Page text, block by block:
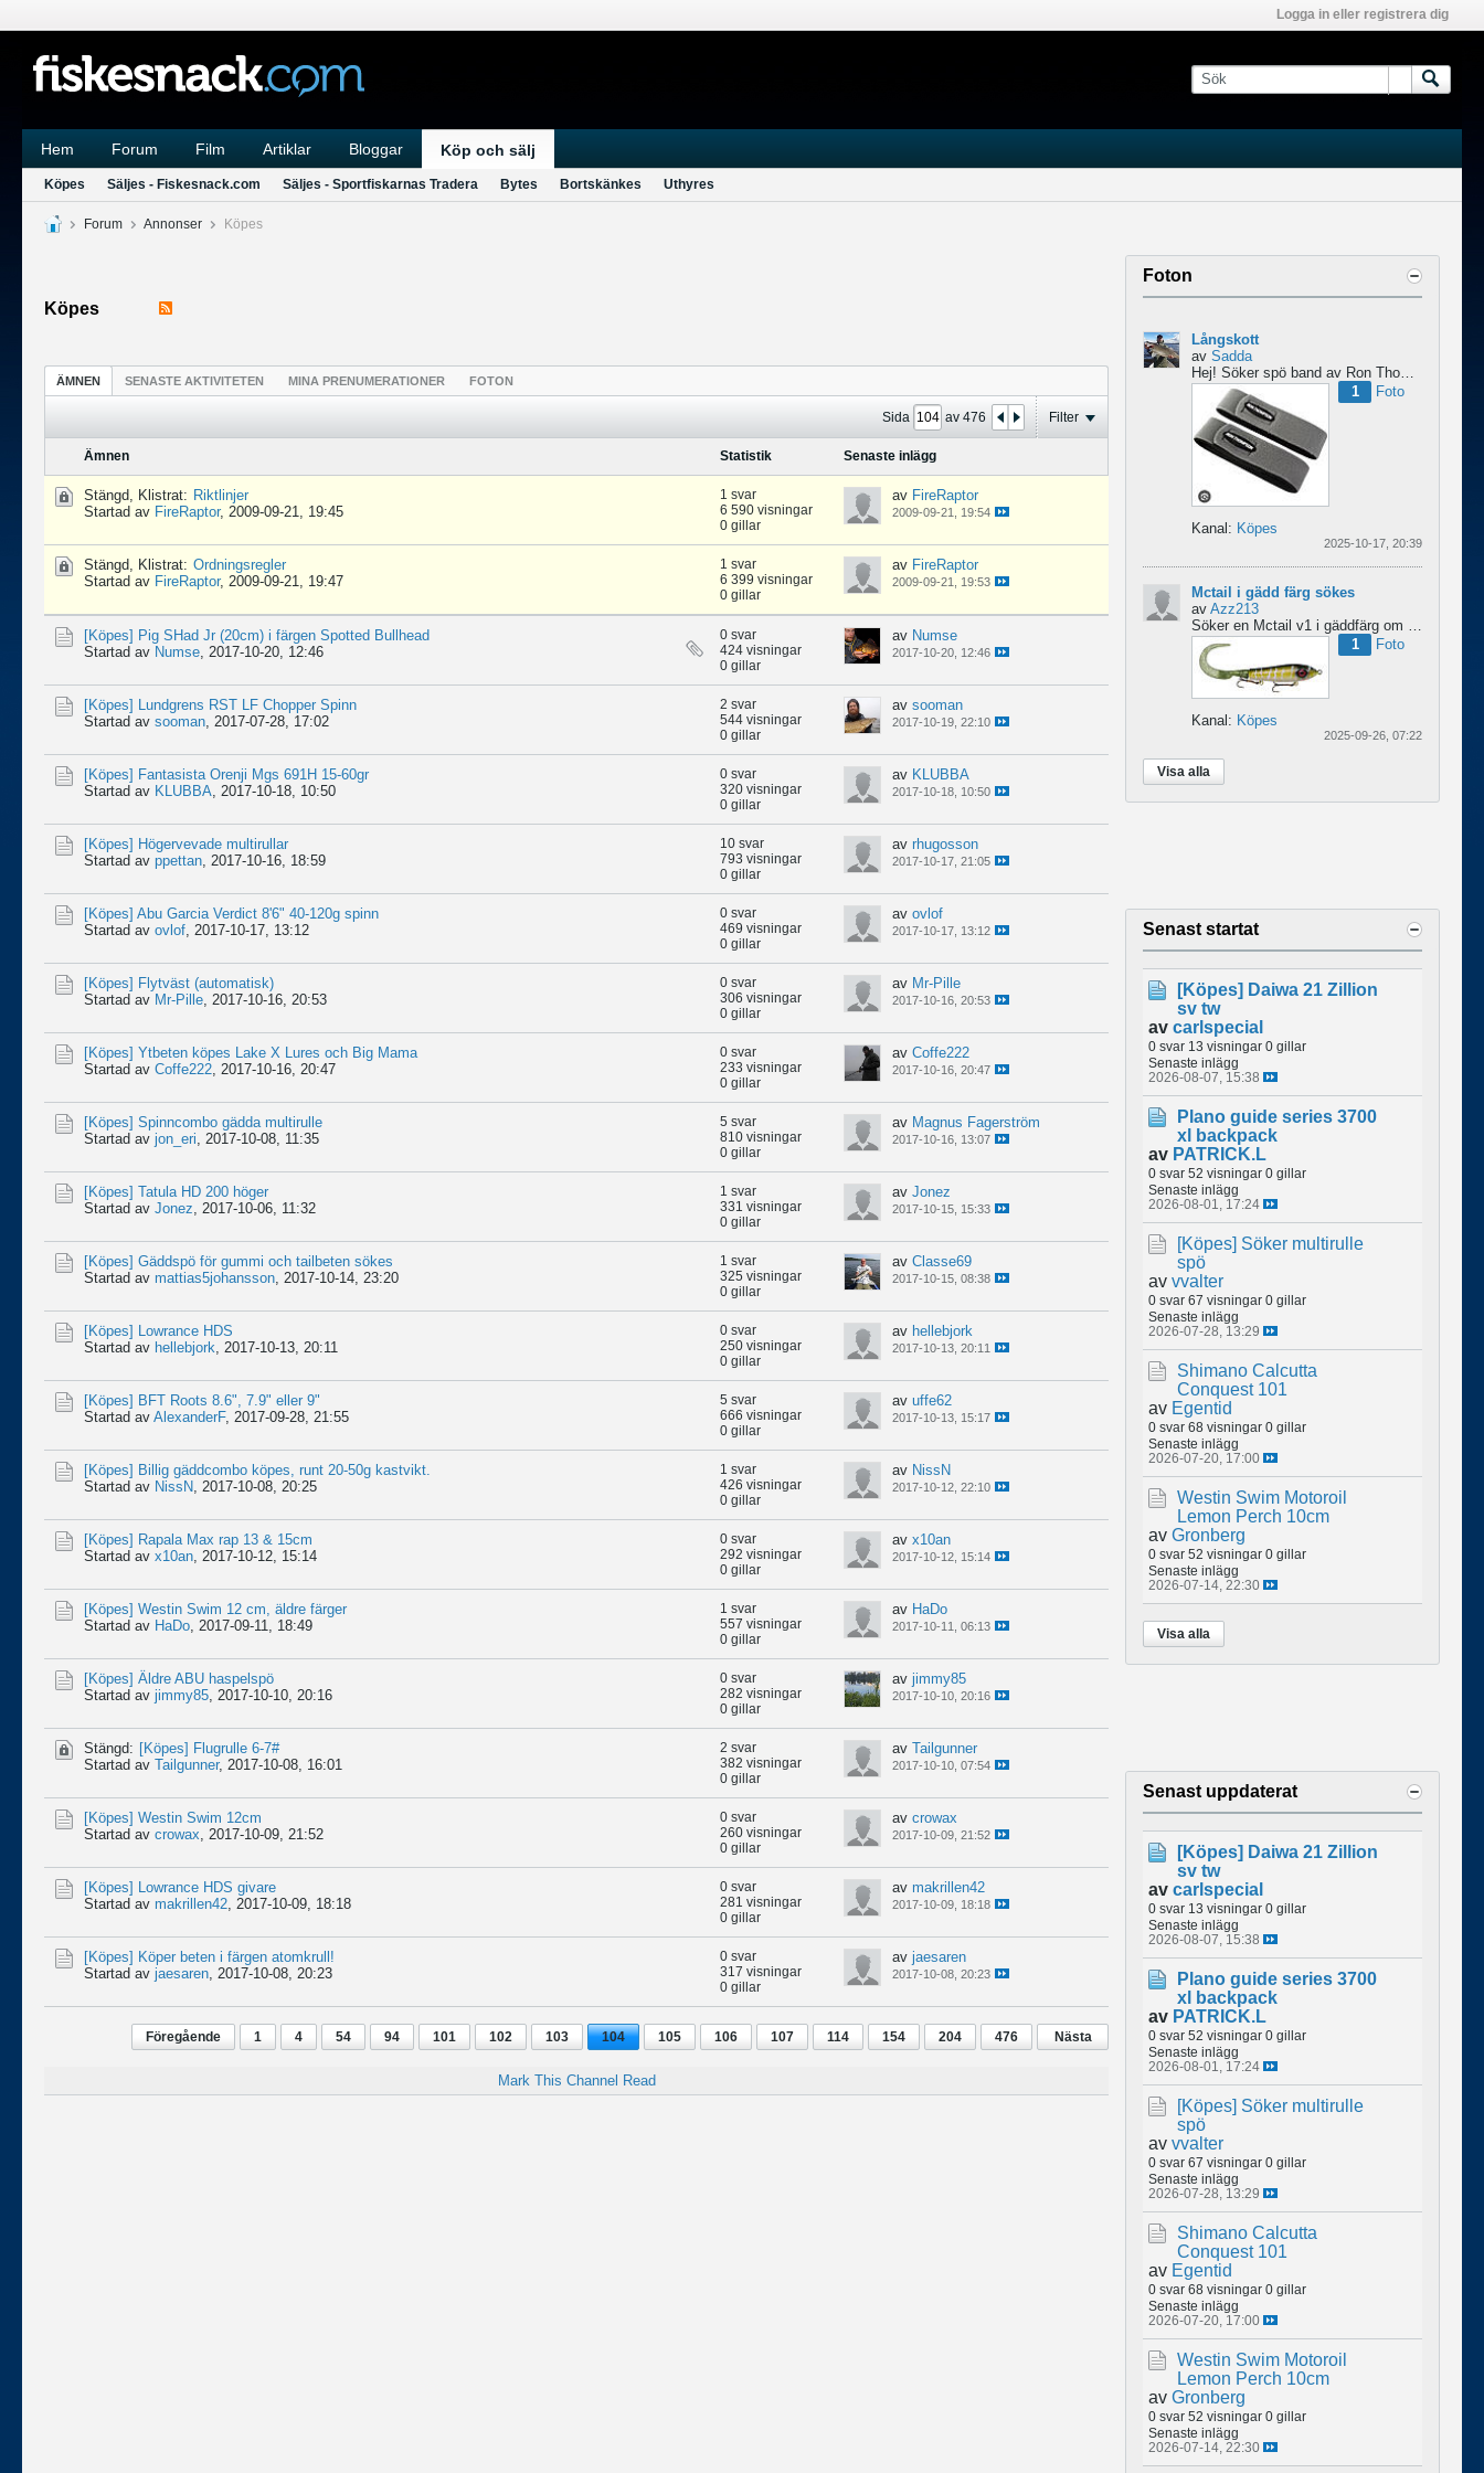
Logga in eller registrera dig
Hem Forum Film Artiklar Bloggar Köp och sälj
Köpes Säljes - Fiskesnack.com Säljes - Sportfiskarnas Tradera Bytes Bortskänkes Uthyres
Forum Annonser Köpes
Köpes
ÄMNEN SENASTE AKTIVITETEN MINA PRENUMERATIONER FOTON
Sida av 476 Filter
Ämnen Statistik Senaste inlägg
Stängd, Klistrat: Riktlinjer
Startad av FireRaptor, 2009-09-21, 19:45
1 svar
6 590 visningar
0 gillar
av FireRaptor
2009-09-21, 19:54
Stängd, Klistrat: Ordningsregler
Startad av FireRaptor, 2009-09-21, 19:47
1 svar
6 399 visningar
0 gillar
av FireRaptor
2009-09-21, 19:53
[Köpes] Pig SHad Jr (20cm) i färgen Spotted Bullhead
Startad av Numse, 2017-10-20, 12:46
0 svar
424 visningar
0 gillar
av Numse
2017-10-20, 12:46
[Köpes] Lundgrens RST LF Chopper Spinn
Startad av sooman, 2017-07-28, 17:02
2 svar
544 visningar
0 gillar
av sooman
2017-10-19, 22:10
[Köpes] Fantasista Orenji Mgs 691H 15-60gr
Startad av KLUBBA, 2017-10-18, 10:50
0 svar
320 visningar
0 gillar
av KLUBBA
2017-10-18, 10:50
[Köpes] Högervevade multirullar
Startad av ppettan, 2017-10-16, 18:59
10 svar
793 visningar
0 gillar
av rhugosson
2017-10-17, 21:05
[Köpes] Abu Garcia Verdict 8'6" 40-120g spinn
Startad av ovlof, 2017-10-17, 13:12
0 svar
469 visningar
0 gillar
av ovlof
2017-10-17, 13:12
[Köpes] Flytväst (automatisk)
Startad av Mr-Pille, 2017-10-16, 20:53
0 svar
306 visningar
0 gillar
av Mr-Pille
2017-10-16, 20:53
[Köpes] Ytbeten köpes Lake X Lures och Big Mama
Startad av Coffe222, 2017-10-16, 20:47
0 svar
233 visningar
0 gillar
av Coffe222
2017-10-16, 20:47
[Köpes] Spinncombo gädda multirulle
Startad av jon_eri, 2017-10-08, 11:35
5 svar
810 visningar
0 gillar
av Magnus Fagerström
2017-10-16, 13:07
[Köpes] Tatula HD 200 höger
Startad av Jonez, 2017-10-06, 11:32
1 svar
331 visningar
0 gillar
av Jonez
2017-10-15, 15:33
[Köpes] Gäddspö för gummi och tailbeten sökes
Startad av mattias5johansson, 2017-10-14, 23:20
1 svar
325 visningar
0 gillar
av Classe69
2017-10-15, 08:38
[Köpes] Lowrance HDS
Startad av hellebjork, 2017-10-13, 20:11
0 svar
250 visningar
0 gillar
av hellebjork
2017-10-13, 20:11
[Köpes] BFT Roots 8.6", 7.9" eller 9"
Startad av AlexanderF, 2017-09-28, 21:55
5 svar
666 visningar
0 gillar
av uffe62
2017-10-13, 15:17
[Köpes] Billig gäddcombo köpes, runt 20-50g kastvikt.
Startad av NissN, 2017-10-08, 20:25
1 svar
426 visningar
0 gillar
av NissN
2017-10-12, 22:10
[Köpes] Rapala Max rap 13 & 15cm
Startad av x10an, 2017-10-12, 15:14
0 svar
292 visningar
0 gillar
av x10an
2017-10-12, 15:14
[Köpes] Westin Swim 12 cm, äldre färger
Startad av HaDo, 2017-09-11, 18:49
1 svar
557 visningar
0 gillar
av HaDo
2017-10-11, 06:13
[Köpes] Äldre ABU haspelspö
Startad av jimmy85, 2017-10-10, 20:16
0 svar
282 visningar
0 gillar
av jimmy85
2017-10-10, 20:16
Stängd: [Köpes] Flugrulle 6-7#
Startad av Tailgunner, 2017-10-08, 16:01
2 svar
382 visningar
0 gillar
av Tailgunner
2017-10-10, 07:54
[Köpes] Westin Swim 12cm
Startad av crowax, 2017-10-09, 21:52
0 svar
260 visningar
0 gillar
av crowax
2017-10-09, 21:52
[Köpes] Lowrance HDS givare
Startad av makrillen42, 2017-10-09, 18:18
0 svar
281 visningar
0 gillar
av makrillen42
2017-10-09, 18:18
[Köpes] Köper beten i färgen atomkrull!
Startad av jaesaren, 2017-10-08, 20:23
0 svar
317 visningar
0 gillar
av jaesaren
2017-10-08, 20:23
Föregående 1 4 54 94 101 102 103 104 105 106 107 114 154 204 476 Nästa
Mark This Channel Read
Foton
Långskott
av Sadda
Hej! Söker spö band av Ron Thompson. Är de bara i hyfsat skick så köper jag gärna ett par....
1
Foto
Kanal: Köpes
2025-10-17, 20:39
Mctail i gädd färg sökes
av Azz213
1
Foto
Kanal: Köpes
2025-09-26, 07:22
Visa alla
Senast startat
[Köpes] Daiwa 21 Zillion
sv tw
av carlspecial
0 svar 13 visningar 0 gillar
Senaste inlägg
2026-08-07, 15:38
Plano guide series 3700
xl backpack
av PATRICK.L
0 svar 52 visningar 0 gillar
Senaste inlägg
2026-08-01, 17:24
[Köpes] Söker multirulle
spö
av vvalter
0 svar 67 visningar 0 gillar
Senaste inlägg
2026-07-28, 13:29
Shimano Calcutta
Conquest 101
av Egentid
0 svar 68 visningar 0 gillar
Senaste inlägg
2026-07-20, 17:00
Westin Swim Motoroil
Lemon Perch 10cm
av Gronberg
0 svar 52 visningar 0 gillar
Senaste inlägg
2026-07-14, 22:30
Visa alla
Senast uppdaterat
[Köpes] Daiwa 21 Zillion
sv tw
av carlspecial
0 svar 13 visningar 0 gillar
Senaste inlägg
2026-08-07, 15:38
Plano guide series 3700
xl backpack
av PATRICK.L
0 svar 52 visningar 0 gillar
Senaste inlägg
2026-08-01, 17:24
[Köpes] Söker multirulle
spö
av vvalter
0 svar 67 visningar 0 gillar
Senaste inlägg
2026-07-28, 13:29
Shimano Calcutta
Conquest 101
av Egentid
0 svar 68 visningar 0 gillar
Senaste inlägg
2026-07-20, 17:00
Westin Swim Motoroil
Lemon Perch 10cm
av Gronberg
0 svar 52 visningar 0 gillar
Senaste inlägg
2026-07-14, 22:30